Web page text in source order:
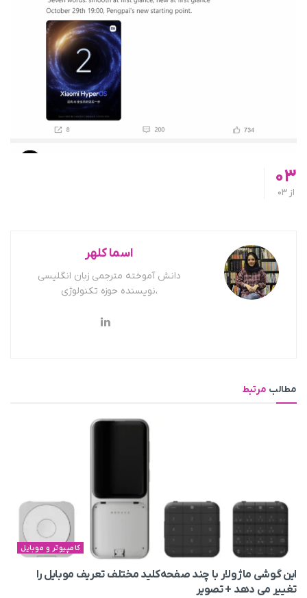
03
از 03
اسما کلهر
دانش آموخته مترجمی زبان انگلیسی
،نویسنده حوزه تکنولوژی
مطالب مرتبط
کامپیوتر و موبایل
این گوشی ماژولار با چند صفحه‌کلید مختلف تعریف موبایل را
تغییر می‌ دهد + تصویر